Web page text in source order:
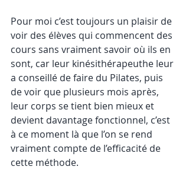
Pour moi c’est toujours un plaisir de
voir des élèves qui commencent des
cours sans vraiment savoir où ils en
sont, car leur kinésithérapeuthe leur
a conseillé de faire du Pilates, puis
de voir que plusieurs mois après,
leur corps se tient bien mieux et
devient davantage fonctionnel, c’est
à ce moment là que l’on se rend
vraiment compte de l’efficacité de
cette méthode.